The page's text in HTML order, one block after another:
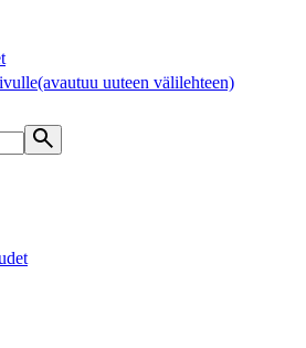
(avautuu uuteen välilehteen)